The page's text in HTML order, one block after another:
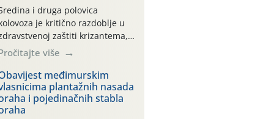
i druga polovica
je kritično razdoblje u
zaštiti krizantema,
prije zamračivanja u proteklom
smo mjesecu tri puta upućivali
o preventivnim
zaštite krizantema od
uzročnika bolesti,
i fito-fagnih grinja (23.7.,
više
međimurskim
plantažnih nasada
i pojedinačnih stabla